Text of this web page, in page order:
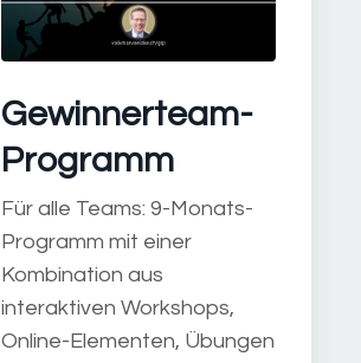
Gewinnerteam-
Programm
Für alle Teams: 9-Monats-
Programm mit einer
Kombination aus
interaktiven Workshops,
Online-Elementen, Übungen